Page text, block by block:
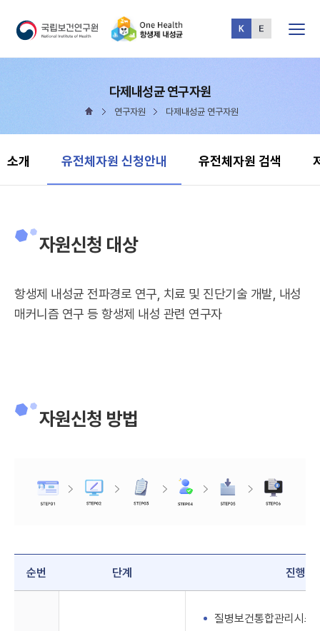
다제내성균 연구자원
연구자원 다제내성균 연구자원
소개 현재 선택됨
유전체자원 신청안내 유전체자원 검색
자원신청 대상
항생제 내성균 전파경로 연구, 치료 및 진단기술 개발, 내성
매커니즘 연구 등 항생제 내성 관련 연구자
자원신청 방법
통합관리시스템
회원가입
순번 단계 진행내
질병보건통합관리시스